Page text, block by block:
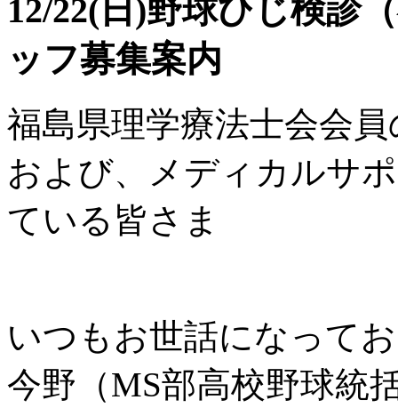
12/22(日)野球ひじ検診
ッフ募集案内
福島県理学療法士会会
および、メディカルサ
ている皆さま
いつもお世話になって
今野（MS部高校野球統